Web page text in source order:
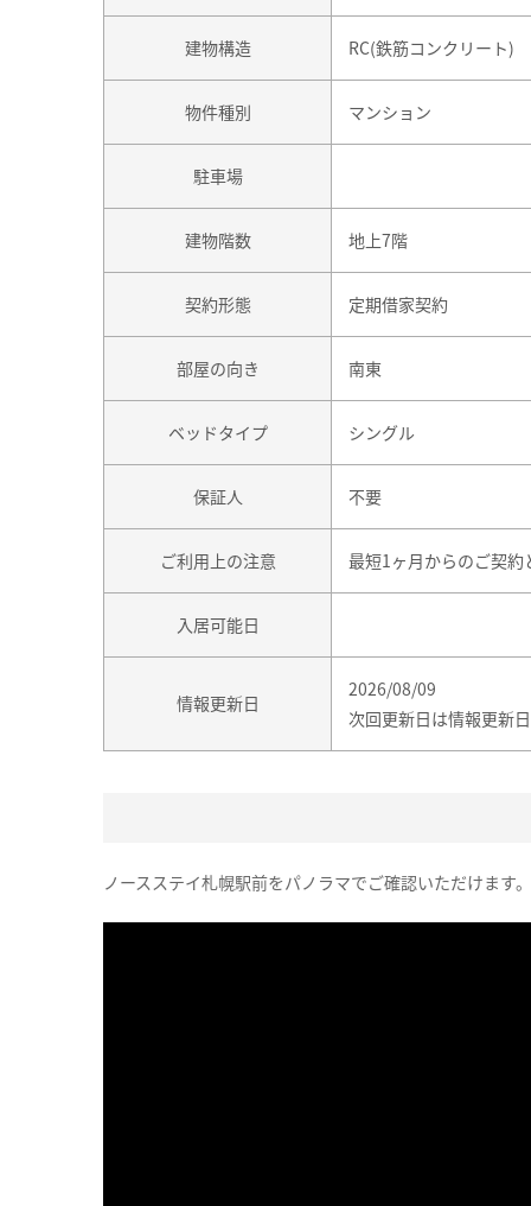
建物構造 RC(鉄筋コンクリート)
物件種別 マンション
駐車場
建物階数 地上7階
契約形態 定期借家契約
部屋の向き 南東
ベッドタイプ シングル
保証人 不要
ご利用上の注意 最短1ヶ月からのご契約
入居可能日
情報更新日
2026/08/09
次回更新日は情報更新
ノースステイ札幌駅前をパノラマでご確認いただけます。